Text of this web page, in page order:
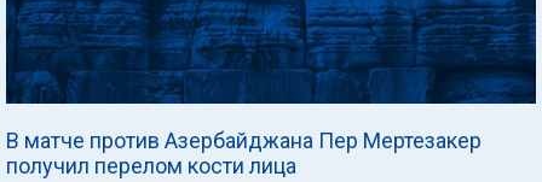
В матче против Азербайджана Пер Мертезакер
получил перелом кости лица